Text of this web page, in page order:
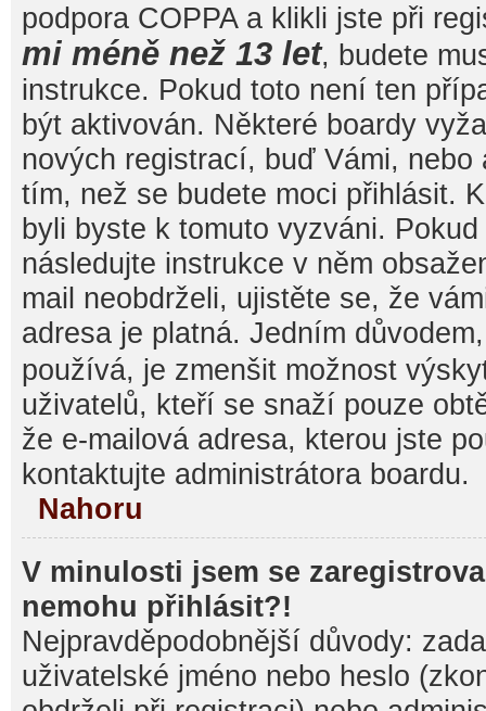
podpora COPPA a klikli jste při
mi méně než 13 let, budete
instrukce. Pokud toto není ten
být aktivován. Některé boardy
nových registrací, buď Vámi, nebo
tím, než se budete moci přihlásit.
byli byste k tomuto vyzváni.
následujte instrukce v něm
mail neobdrželi, ujistěte se, že
adresa je platná. Jedním
používá, je zmenšit možnost
uživatelů, kteří se snaží pouze
že e-mailová adresa, kterou jste
kontaktujte administrátora boardu.
Nahoru
V minulosti jsem se
nemohu přihlásit?!
Nejpravděpodobnější důvody:
uživatelské jméno nebo heslo